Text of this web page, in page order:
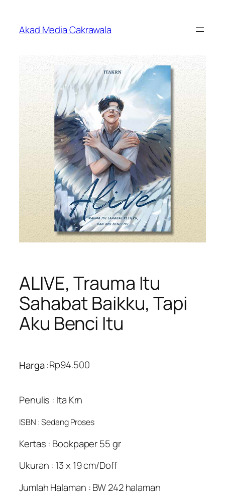
content
Akad Media Cakrawala
ALIVE, Trauma Itu
Sahabat Baikku, Tapi
Aku Benci Itu
Harga :Rp94.500
Penulis : Ita Krn
ISBN : Sedang Proses
Kertas : Bookpaper 55 gr
Ukuran : 13 x 19 cm/Doff
Jumlah Halaman : BW 242 halaman